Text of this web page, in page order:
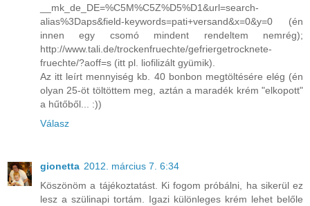
__mk_de_DE=%C5M%C5Z%D5%D1&url=search-
alias%3Daps&field-keywords=pati+versand&x=0&y=0 (én
innen egy csomó mindent rendeltem nemrég);
http://www.tali.de/trockenfruechte/gefriergetrocknete-
fruechte/?aoff=s (itt pl. liofilizált gyümik).
Az itt leírt mennyiség kb. 40 bonbon megtöltésére elég (én
olyan 25-öt töltöttem meg, aztán a maradék krém "elkopott"
a hűtőből... :))
Válasz
gionetta 2012. március 7. 6:34
Köszönöm a tájékoztatást. Ki fogom próbálni, ha sikerül ez
lesz a szülinapi tortám. Igazi különleges krém lehet belőle